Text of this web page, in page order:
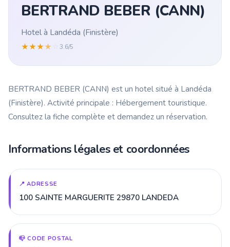
BERTRAND BEBER (CANN)
Hotel à Landéda (Finistère)
★★★★ 3.6/5
BERTRAND BEBER (CANN) est un hotel situé à Landéda
(Finistère). Activité principale : Hébergement touristique.
Consultez la fiche complète et demandez un réservation.
Informations légales et coordonnées
📍 ADRESSE
100 SAINTE MARGUERITE 29870 LANDEDA
📪 CODE POSTAL